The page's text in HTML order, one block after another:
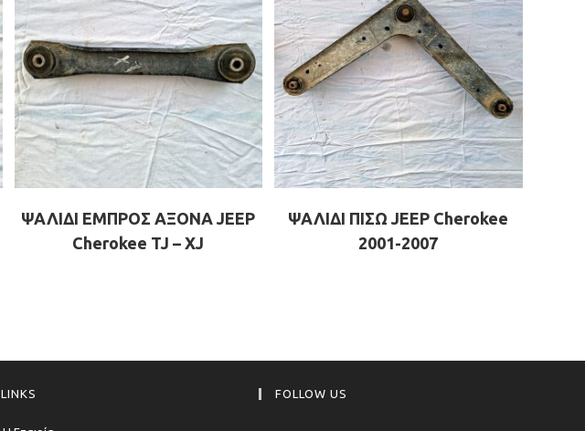
ΨΑΛΙΔΙ ΕΜΠΡΟΣ ΑΞΟΝΑ JEEP
Cherokee TJ – XJ
ΨΑΛΙΔΙ ΠΙΣΩ JEEP Cherokee
2001-2007
LINKS FOLLOW US